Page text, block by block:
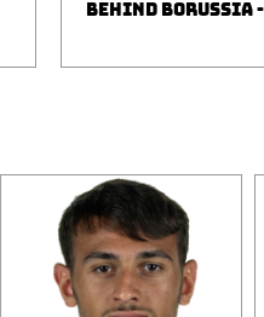
BEHIND BORUSSIA